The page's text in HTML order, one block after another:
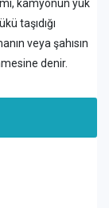
kamyonun yük
taşıdığı
veya şahısın
denir.